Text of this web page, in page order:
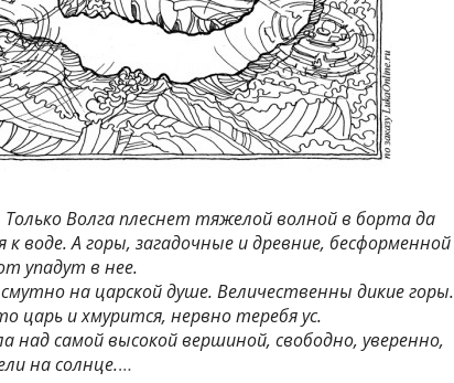
Волга плеснет тяжелой волной в борта да
воде. А горы, загадочные и древние, бесформенной
упадут в нее.
на царской душе. Величественны дикие горы.
царь и хмурится, нервно теребя ус.
над самой высокой вершиной, свободно, уверенно,
на солнце.…